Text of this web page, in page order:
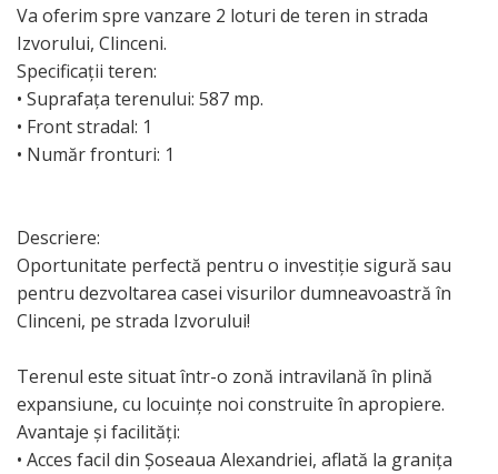
Va oferim spre vanzare 2 loturi de teren in strada
Izvorului, Clinceni.
Specificații teren:
• Suprafața terenului: 587 mp.
• Front stradal: 1
• Număr fronturi: 1
Descriere:
Oportunitate perfectă pentru o investiție sigură sau
pentru dezvoltarea casei visurilor dumneavoastră în
Clinceni, pe strada Izvorului!
Terenul este situat într-o zonă intravilană în plină
expansiune, cu locuințe noi construite în apropiere.
Avantaje și facilități:
• Acces facil din Șoseaua Alexandriei, aflată la granița